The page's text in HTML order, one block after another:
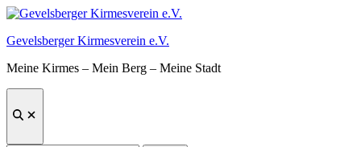
Zum
springen
Gevelsberger Kirmesverein e.V.
Meine Kirmes – Mein Berg – Meine Stadt
Suche